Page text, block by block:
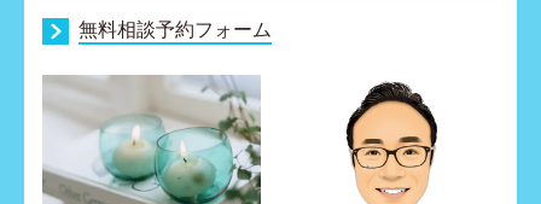
無料相談予約フォーム